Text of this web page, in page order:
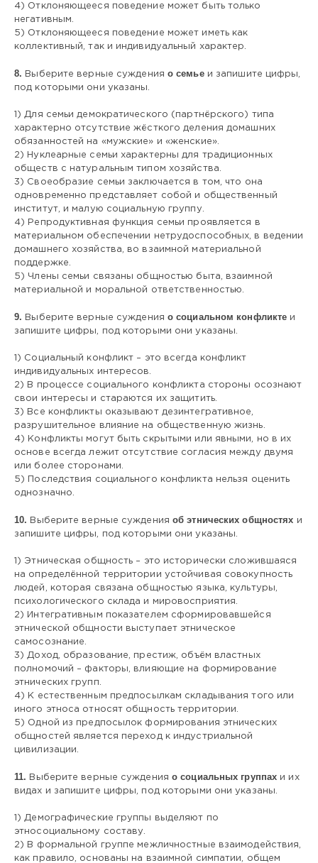
4) Отклоняющееся поведение может быть только
негативным.
5) Отклоняющееся поведение может иметь как
коллективный, так и индивидуальный характер.
8. Выберите верные суждения о семьеи запишите цифры,
под которыми они указаны.
1) Для семьи демократического (партнёрского) типа
характерно отсутствие жёсткого деления домашних
обязанностей на «мужские» и «женские».
2) Нуклеарные семьи характерны для традиционных
обществ с натуральным типом хозяйства.
3) Своеобразие семьи заключается в том, что она
одновременно представляет собой и общественный
институт, и малую социальную группу.
4) Репродуктивная функция семьи проявляется в
материальном обеспечении нетрудоспособных, в ведении
домашнего хозяйства, во взаимной материальной
поддержке.
5) Члены семьи связаны общностью быта, взаимной
материальной и моральной ответственностью.
9. Выберите верные суждения о социальном конфликте и
запишите цифры, под которыми они указаны.
1) Социальный конфликт – это всегда конфликт
индивидуальных интересов.
2) В процессе социального конфликта стороны осознают
свои интересы и стараются их защитить.
3) Все конфликты оказывают дезинтегративное,
разрушительное влияние на общественную жизнь.
4) Конфликты могут быть скрытыми или явными, но в их
основе всегда лежит отсутствие согласия между двумя
или более сторонами.
5) Последствия социального конфликта нельзя оценить
однозначно.
10. Выберите верные суждения об этнических общностях и
запишите цифры, под которыми они указаны.
1) Этническая общность – это исторически сложившаяся
на определённой территории устойчивая совокупность
людей, которая связана общностью языка, культуры,
психологического склада и мировосприятия.
2) Интегративным показателем сформировавшейся
этнической общности выступает этническое
самосознание.
3) Доход, образование, престиж, объём властных
полномочий – факторы, влияющие на формирование
этнических групп.
4) К естественным предпосылкам складывания того или
иного этноса относят общность территории.
5) Одной из предпосылок формирования этнических
общностей является переход к индустриальной
цивилизации.
11. Выберите верные сужденияо социальных группах и их
видах и запишите цифры, под которыми они указаны.
1) Демографические группы выделяют по
этносоциальному составу.
2) В формальной группе межличностные взаимодействия,
как правило, основаны на взаимной симпатии, общем